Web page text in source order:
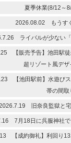
夏季休業(8/12～
2026.08.02 もうす
ライバルが少ない
【販売予告】池田駅徒
超リゾート風デザ
【池田駅前】水遊び
帯の間取
旧奈良監獄と
7月18日に呉服神社で
【成約御礼】利回り